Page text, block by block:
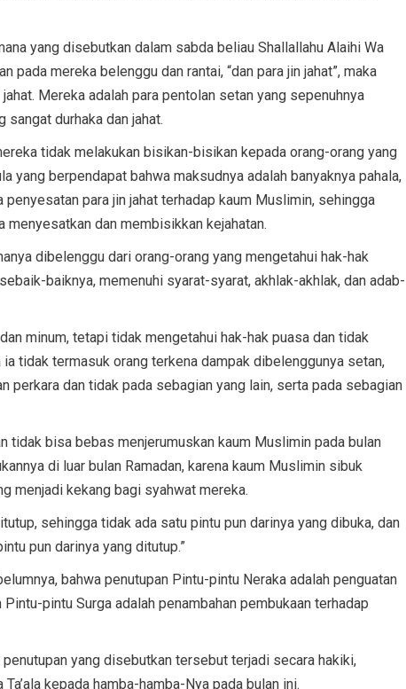
yang disebutkan dalam sabda beliau Shallallahu Alaihi Wa
pada mereka belenggu dan rantai, “dan para jin jahat”, maka
Mereka adalah para pentolan setan yang sepenuhnya
sangat durhaka dan jahat.
tidak melakukan bisikan-bisikan kepada orang-orang yang
yang berpendapat bahwa maksudnya adalah banyaknya pahala,
penyesatan para jin jahat terhadap kaum Muslimin, sehingga
dan membisikkan kejahatan.
dibelenggu dari orang-orang yang mengetahui hak-hak
baiknya, memenuhi syarat-syarat, akhlak-akhlak, dan adab-
minum, tetapi tidak mengetahui hak-hak puasa dan tidak
tidak termasuk orang terkena dampak dibelenggunya setan,
perkara dan tidak pada sebagian yang lain, serta pada sebagian
tidak bisa bebas menjerumuskan kaum Muslimin pada bulan
di luar bulan Ramadan, karena kaum Muslimin sibuk
menjadi kekang bagi syahwat mereka.
sehingga tidak ada satu pintu pun darinya yang dibuka, dan
pun darinya yang ditutup.”
bahwa penutupan Pintu-pintu Neraka adalah penguatan
pintu Surga adalah penambahan pembukaan terhadap
yang disebutkan tersebut terjadi secara hakiki,
kepada hamba-hamba-Nya pada bulan ini.